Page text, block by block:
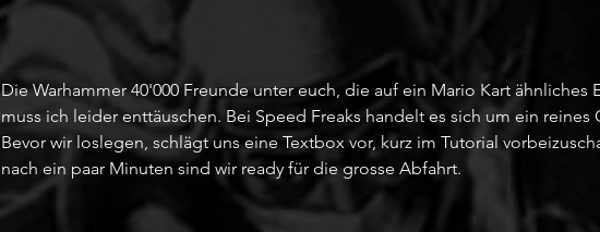
Die Warhammer 40'000 Freunde unter euch, die auf ein Mario Kart ähnliches
muss ich leider enttäuschen. Bei Speed Freaks handelt es sich um ein reines
Bevor wir loslegen, schlägt uns eine Textbox vor, kurz im Tutorial
nach ein paar Minuten sind wir ready für die grosse Abfahrt.